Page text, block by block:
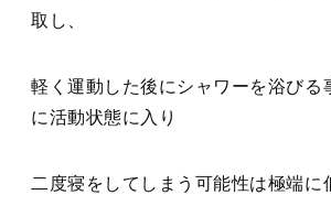
取し、
軽く運動した後にシャワーを浴びる
に活動状態に入り
二度寝をしてしまう可能性は極端に